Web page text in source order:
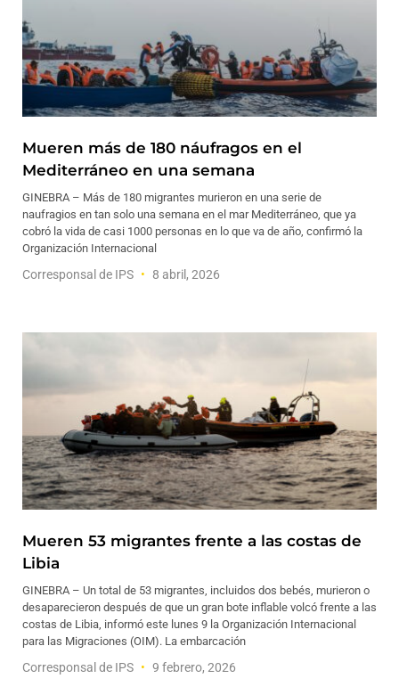
Mueren más de 180 náufragos en el
Mediterráneo en una semana
GINEBRA – Más de 180 migrantes murieron en una serie de
naufragios en tan solo una semana en el mar Mediterráneo, que ya
cobró la vida de casi 1000 personas en lo que va de año, confirmó la
Organización Internacional
Corresponsal de IPS 8 abril, 2026
Mueren 53 migrantes frente a las costas de
Libia
GINEBRA – Un total de 53 migrantes, incluidos dos bebés, murieron o
desaparecieron después de que un gran bote inflable volcó frente a las
costas de Libia, informó este lunes 9 la Organización Internacional
para las Migraciones (OIM). La embarcación
Corresponsal de IPS 9 febrero, 2026